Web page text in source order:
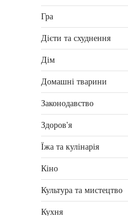
Гра
Дієти та схуднення
Дім
Домашні тварини
Законодавство
Здоров'я
Їжа та кулінарія
Кіно
Культура та мистецтво
Кухня